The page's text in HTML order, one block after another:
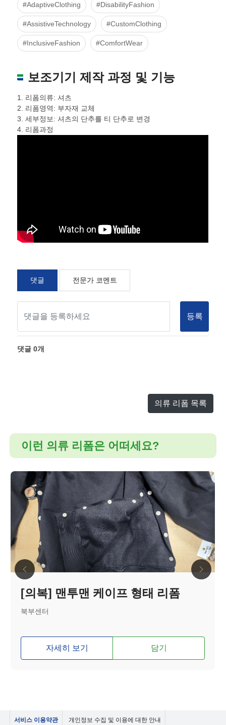
#AdaptiveClothing #DisabilityFashion
#AssistiveTechnology #CustomClothing
#InclusiveFashion #ComfortWear
보조기기 제작 과정 및 기능
1. 리폼의류: 셔츠
2. 리폼영역: 부자재 교체
3. 세부정보: 셔츠의 단추를 티 단추로 변경
4. 리폼과정
댓글 전문가 코멘트
등록
댓글0개
의류 리폼 목록
이런 의류 리폼은 어떠세요?
[의복] 맨투맨 케이프 형태 리폼
북부센터
자세히 보기 담기
서비스 이용약관 개인정보 수집 및 이용에 대한 안내